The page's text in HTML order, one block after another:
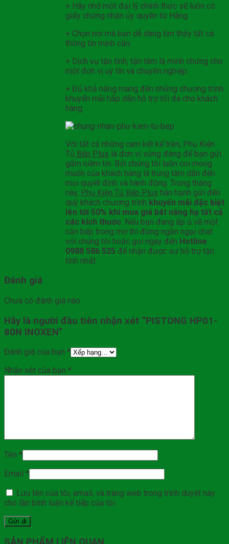
+ Hãy nhớ một đại lý chính thức sẽ luôn có
giấy chứng nhận ủy quyền từ Hãng.
+ Chọn nơi mà bạn dễ dàng tìm thấy tất cả
thông tin mình cần.
+ Dịch vụ tận tình, tận tâm là minh chứng cho
một đơn vị uy tín và chuyên nghiệp.
+ Đủ khả năng mang đến những chương trình
khuyến mãi hấp dẫn hỗ trợ tối đa cho khách
hàng.
Với tất cả những cam kết kể trên, Phụ Kiện
Tủ Bếp Plus là đơn vị xứng đáng để bạn gửi
gắm niềm tin. Bởi chúng tôi luôn coi mong
muốn của khách hàng là trung tâm dẫn đến
mọi quyết định và hành động. Trong tháng
này, Phụ Kiện Tủ Bếp Plus hân hạnh gửi đến
quý khách chương trình khuyến mãi đặc biệt
lên tới 50% khi mua giá bát nâng hạ tất cả
các kích thước . Nếu bạn đang ấp ủ về một
căn bếp trong mơ thì đừng ngần ngại chat
với chúng tôi hoặc gọi ngay đến Hotline
0988 586 525 để nhận được sự hỗ trợ tận
tình nhất.
Đánh giá
Chưa có đánh giá nào.
Hãy là người đầu tiên nhận xét “PISTONG HP01-
80N INOXEN”
Đánh giá của bạn *
Nhận xét của bạn *
Tên *
Email *
Lưu tên của tôi, email, và trang web trong trình duyệt này
cho lần bình luận kế tiếp của tôi.